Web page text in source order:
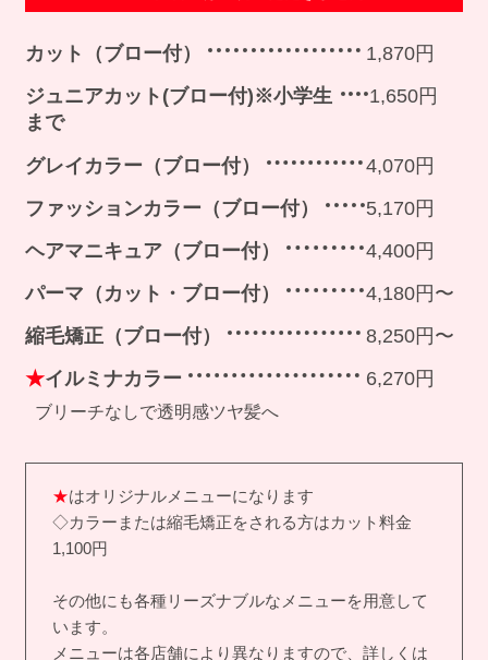
カット（ブロー付）
1,870円
ジュニアカット(ブロー付)※小学生
まで
1,650円
グレイカラー（ブロー付）
4,070円
ファッションカラー（ブロー付）
5,170円
ヘアマニキュア（ブロー付）
4,400円
パーマ（カット・ブロー付）
4,180円〜
縮毛矯正（ブロー付）
8,250円〜
★イルミナカラー 6,270円
ブリーチなしで透明感ツヤ髪へ
★はオリジナルメニューになります
◇カラーまたは縮毛矯正をされる方はカット料金
1,100円
その他にも各種リーズナブルなメニューを用意して
います。
メニューは各店舗により異なりますので、詳しくは